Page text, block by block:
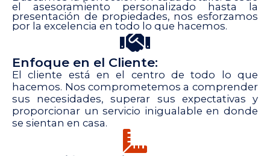
el asesoramiento personalizado hasta la
presentación de propiedades, nos esforzamos
por la excelencia en todo lo que hacemos.
Enfoque en el Cliente:
El cliente está en el centro de todo lo que
hacemos. Nos comprometemos a comprender
sus necesidades, superar sus expectativas y
proporcionar un servicio inigualable en donde
se sientan en casa.